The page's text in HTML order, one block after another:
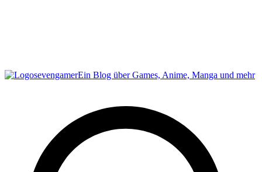
sevengamerEin Blog über Games, Anime, Manga und mehr